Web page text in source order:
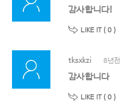
감사합니다!
LIKE IT ( 0 )
tksxkzi 8년전
감사합니다
LIKE IT ( 0 )